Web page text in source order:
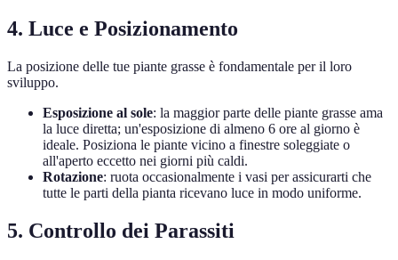
4. Luce e Posizionamento
La posizione delle tue piante grasse è fondamentale per il loro
sviluppo.
Esposizione al sole: la maggior parte delle piante grasse ama
la luce diretta; un'esposizione di almeno 6 ore al giorno è
ideale. Posiziona le piante vicino a finestre soleggiate o
all'aperto eccetto nei giorni più caldi.
Rotazione: ruota occasionalmente i vasi per assicurarti che
tutte le parti della pianta ricevano luce in modo uniforme.
5. Controllo dei Parassiti